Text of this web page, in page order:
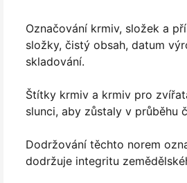
Označování krmiv, složek a
složky, čistý obsah, datum
skladování.
Štítky krmiv a krmiv pro
slunci, aby zůstaly v průběhu
Dodržování těchto norem
dodržuje integritu